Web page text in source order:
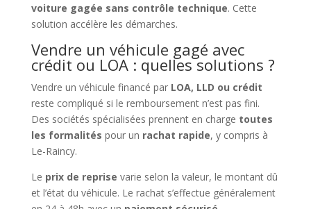
voiture gagée sans contrôle technique. Cette
solution accélère les démarches.
Vendre un véhicule gagé avec
crédit ou LOA : quelles solutions ?
Vendre un véhicule financé par LOA, LLD ou crédit
reste compliqué si le remboursement n’est pas fini.
Des sociétés spécialisées prennent en charge toutes
les formalités pour un rachat rapide, y compris à
Le-Raincy.
Le prix de reprise varie selon la valeur, le montant dû
et l’état du véhicule. Le rachat s’effectue généralement